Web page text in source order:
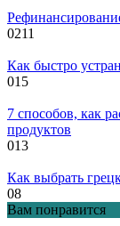
0211
Как быстро
015
7 способов, как
продуктов
013
Как выбрать
08
Вам понравится